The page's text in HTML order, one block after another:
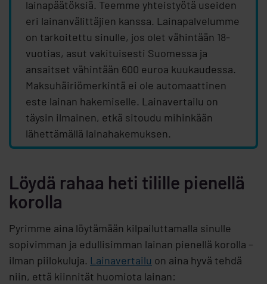
lainapäätöksiä. Teemme yhteistyötä useiden
eri lainanvälittäjien kanssa. Lainapalvelumme
on tarkoitettu sinulle, jos olet vähintään 18-
vuotias, asut vakituisesti Suomessa ja
ansaitset vähintään 600 euroa kuukaudessa.
Maksuhäiriömerkintä ei ole automaattinen
este lainan hakemiselle. Lainavertailu on
täysin ilmainen, etkä sitoudu mihinkään
lähettämällä lainahakemuksen.
Löydä rahaa heti tilille pienellä
korolla
Pyrimme aina löytämään kilpailuttamalla sinulle
sopivimman ja edullisimman lainan pienellä korolla –
ilman piilokuluja. Lainavertailu on aina hyvä tehdä
niin, että kiinnität huomiota lainan: